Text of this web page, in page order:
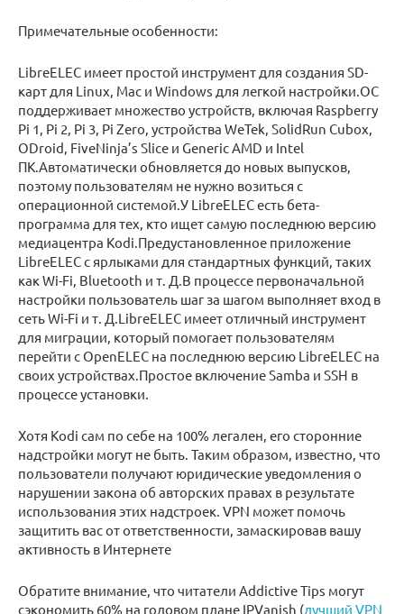
Примечательные особенности:
LibreELEC имеет простой инструмент для создания SD-
карт для Linux, Mac и Windows для легкой настройки.ОС
поддерживает множество устройств, включая Raspberry
Pi 1, Pi 2, Pi 3, Pi Zero, устройства WeTek, SolidRun Cubox,
ODroid, FiveNinja’s Slice и Generic AMD и Intel
ПК.Автоматически обновляется до новых выпусков,
поэтому пользователям не нужно возиться с
операционной системой.У LibreELEC есть бета-
программа для тех, кто ищет самую последнюю версию
медиацентра Kodi.Предустановленное приложение
LibreELEC с ярлыками для стандартных функций, таких
как Wi-Fi, Bluetooth и т. Д.В процессе первоначальной
настройки пользователь шаг за шагом выполняет вход в
сеть Wi-Fi и т. Д.LibreELEC имеет отличный инструмент
для миграции, который помогает пользователям
перейти с OpenELEC на последнюю версию LibreELEC на
своих устройствах.Простое включение Samba и SSH в
процессе установки.
Хотя Kodi сам по себе на 100% легален, его сторонние
надстройки могут не быть. Таким образом, известно, что
пользователи получают юридические уведомления о
нарушении закона об авторских правах в результате
использования этих надстроек. VPN может помочь
защитить вас от ответственности, замаскировав вашу
активность в Интернете
Обратите внимание, что читатели Addictive Tips могут
сэкономить 60% на годовом плане IPVanish (лучший VPN